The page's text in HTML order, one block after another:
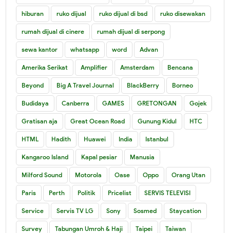
hiburan ruko dijual ruko dijual di bsd ruko disewakan
rumah dijual di cinere rumah dijual di serpong
sewa kantor whatsapp word Advan
Amerika Serikat Amplifier Amsterdam Bencana
Beyond Big A Travel Journal BlackBerry Borneo
Budidaya Canberra GAMES GRETONGAN Gojek
Gratisan aja Great Ocean Road Gunung Kidul HTC
HTML Hadith Huawei India Istanbul
Kangaroo Island Kapal pesiar Manusia
Milford Sound Motorola Oase Oppo Orang Utan
Paris Perth Politik Pricelist SERVIS TELEVISI
Service Servis TV LG Sony Sosmed Staycation
Survey Tabungan Umroh & Haji Taipei Taiwan